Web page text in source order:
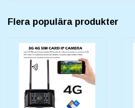
Flera populära produkter